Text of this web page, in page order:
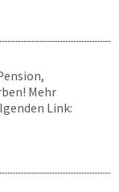
Mehr
Link: